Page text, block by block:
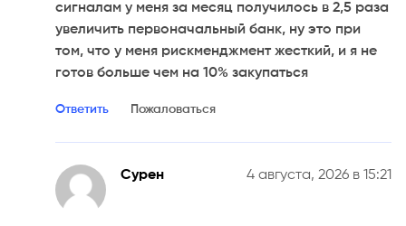
сигналам у меня за месяц получилось в 2,5 раза
увеличить первоначальный банк, ну это при
том, что у меня рискменджмент жесткий, и я не
готов больше чем на 10% закупаться
Ответить Пожаловаться
Сурен 4 августа, 2026 в 15:21